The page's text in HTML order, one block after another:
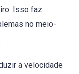
Isso faz
no meio-
a velocidade